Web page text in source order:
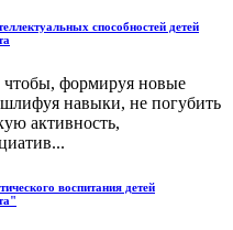
способностей детей
чтобы, формируя новые
шлифуя навыки, не погубить
активность,
воспитания детей